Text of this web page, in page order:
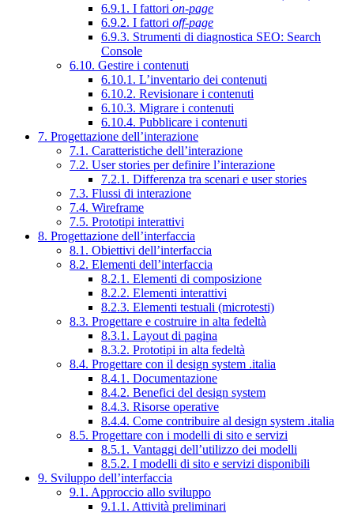
6.9.1. I fattori on-page
6.9.2. I fattori off-page
6.9.3. Strumenti di diagnostica SEO: Search
Console
6.10. Gestire i contenuti
6.10.1. L’inventario dei contenuti
6.10.2. Revisionare i contenuti
6.10.3. Migrare i contenuti
6.10.4. Pubblicare i contenuti
7. Progettazione dell’interazione
7.1. Caratteristiche dell’interazione
7.2. User stories per definire l’interazione
7.2.1. Differenza tra scenari e user stories
7.3. Flussi di interazione
7.4. Wireframe
7.5. Prototipi interattivi
8. Progettazione dell’interfaccia
8.1. Obiettivi dell’interfaccia
8.2. Elementi dell’interfaccia
8.2.1. Elementi di composizione
8.2.2. Elementi interattivi
8.2.3. Elementi testuali (microtesti)
8.3. Progettare e costruire in alta fedeltà
8.3.1. Layout di pagina
8.3.2. Prototipi in alta fedeltà
8.4. Progettare con il design system .italia
8.4.1. Documentazione
8.4.2. Benefici del design system
8.4.3. Risorse operative
8.4.4. Come contribuire al design system .italia
8.5. Progettare con i modelli di sito e servizi
8.5.1. Vantaggi dell’utilizzo dei modelli
8.5.2. I modelli di sito e servizi disponibili
9. Sviluppo dell’interfaccia
9.1. Approccio allo sviluppo
9.1.1. Attività preliminari